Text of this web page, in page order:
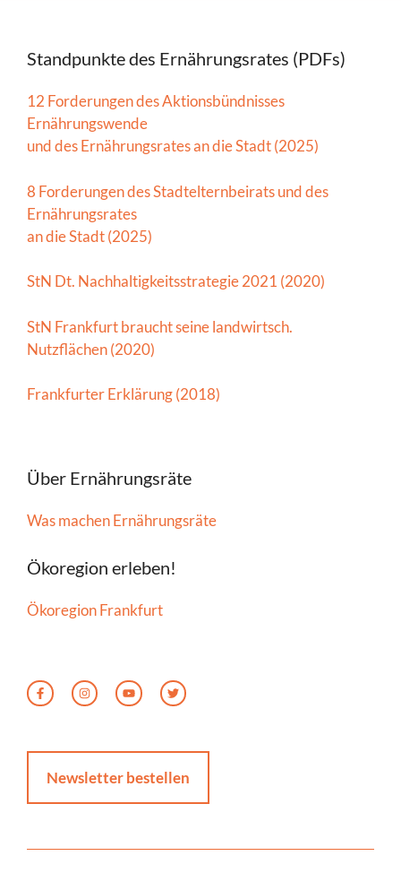
Standpunkte des Ernährungsrates (PDFs)
12 Forderungen des Aktionsbündnisses
Ernährungswende
und des Ernährungsrates an die Stadt (2025)
8 Forderungen des Stadtelternbeirats und des
Ernährungsrates
an die Stadt (2025)
StN Dt. Nachhaltigkeitsstrategie 2021 (2020)
StN Frankfurt braucht seine landwirtsch.
Nutzflächen (2020)
Frankfurter Erklärung (2018)
Über Ernährungsräte
Was machen Ernährungsräte
Ökoregion erleben!
Ökoregion Frankfurt
Newsletter bestellen